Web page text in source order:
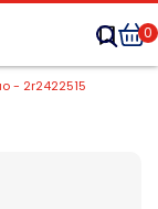
0
- 2r2422515